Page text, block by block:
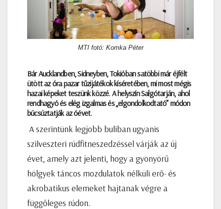
MTI fotó: Komka Péter
Bár Aucklandben, Sidneyben, Tokióban satöbbi már éjfélt
ütött az óra pazar tűzijátékok kíséretében, mi most mégis
hazai képeket teszünk közzé. A helyszín Salgótarján, ahol
rendhagyó és elég izgalmas és „elgondolkodtató” módon
búcsúztatják az óévet.
A szerintünk legjobb buliban ugyanis
szilveszteri rúdfitneszedzéssel várják az új
évet, amely azt jelenti, hogy a gyönyörű
hölgyek táncos mozdulatok nélküli erő- és
akrobatikus elemeket hajtanak végre a
függőleges rúdon.